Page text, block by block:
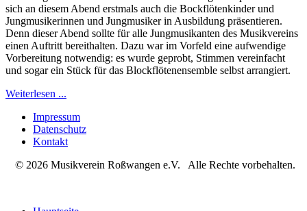
sich an diesem Abend erstmals auch die Bockflötenkinder und
Jungmusikerinnen und Jungmusiker in Ausbildung präsentieren.
Denn dieser Abend sollte für alle Jungmusikanten des Musikvereins
einen Auftritt bereithalten. Dazu war im Vorfeld eine aufwendige
Vorbereitung notwendig: es wurde geprobt, Stimmen vereinfacht
und sogar ein Stück für das Blockflötenensemble selbst arrangiert.
Weiterlesen ...
Impressum
Datenschutz
Kontakt
© 2026 Musikverein Roßwangen e.V. Alle Rechte vorbehalten.